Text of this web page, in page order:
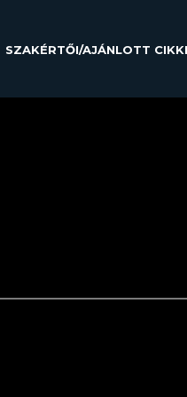
SZAKÉRTŐI/AJÁNLOTT